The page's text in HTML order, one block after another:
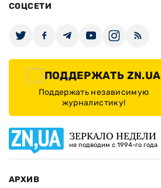
СОЦСЕТИ
ПОДДЕРЖАТЬ ZN.UA
Поддержать независимую
журналистику!
ЗЕРКАЛО НЕДЕЛИ
не подводим с 1994-го года
АРХИВ